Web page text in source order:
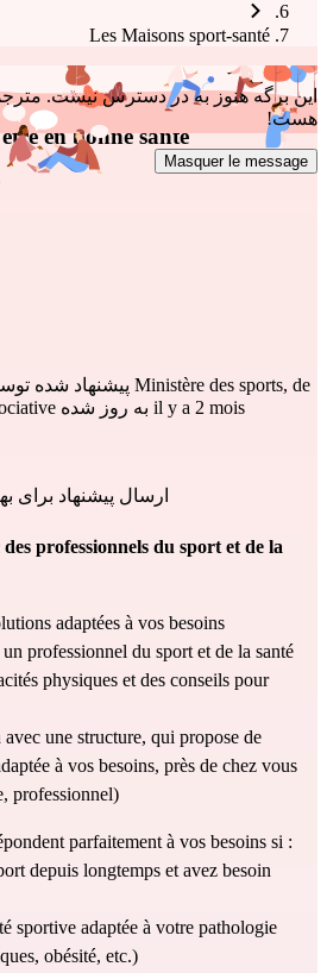
Les Maisons sport-santé
این برگه هنوز به در دسترس نیست.
هست!
Masquer le message
ارسال پیشنهاد برای
en bonne santé
پیشنهاد شده Ministère des sports, de
به روز شده il y a 2 mois
ارسال پیشنهاد برای
des professionnels du sport et de la
adaptées à vos besoins
professionnel du sport et de la santé
physiques et des conseils pour
une structure, qui propose de
à vos besoins, près de chez vous
professionnel)
parfaitement à vos besoins si :
depuis longtemps et avez besoin
sportive adaptée à votre pathologie
obésité, etc.)